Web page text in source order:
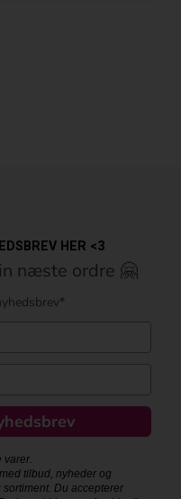
HER <3
næste ordre 🤗
tilbud, nyheder og
Du accepterer